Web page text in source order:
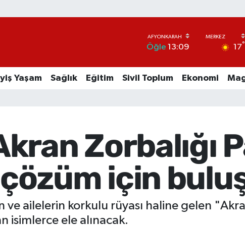
Öğle 13:09 17°
Yaşam Sağlık Eğitim Sivil Toplum Ekonomi
Zorbalığı
için
ailelerin korkulu rüyası haline gelen
isimlerce ele alınacak.